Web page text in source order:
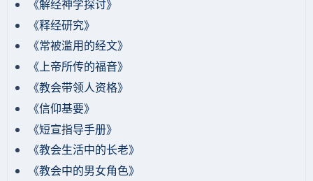
《解经神学探讨》
《释经研究》
《常被滥用的经文》
《上帝所传的福音》
《教会带领人资格》
《信仰基要》
《短宣指导手册》
《教会生活中的长老》
《教会中的男女角色》